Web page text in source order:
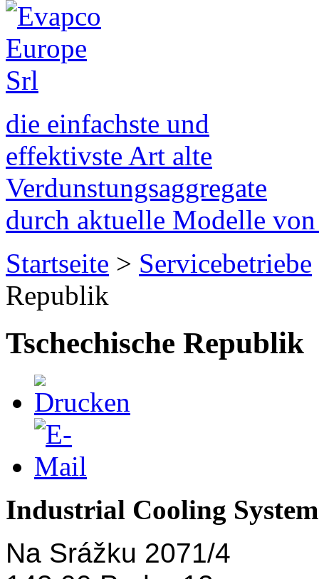
die einfachste und
effektivste Art alte
Verdunstungsaggregate
durch aktuelle Modelle
Startseite > Servicebetriebe
Republik
Tschechische Republik
Industrial Cooling
Na Srážku 2071/4